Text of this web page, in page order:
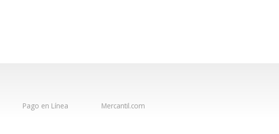
Pago en Línea Mercantil.com